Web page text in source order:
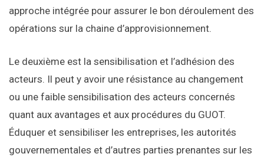
approche intégrée pour assurer le bon déroulement des
opérations sur la chaine d’approvisionnement.
Le deuxième est la sensibilisation et l’adhésion des
acteurs. Il peut y avoir une résistance au changement
ou une faible sensibilisation des acteurs concernés
quant aux avantages et aux procédures du GUOT.
Éduquer et sensibiliser les entreprises, les autorités
gouvernementales et d’autres parties prenantes sur les